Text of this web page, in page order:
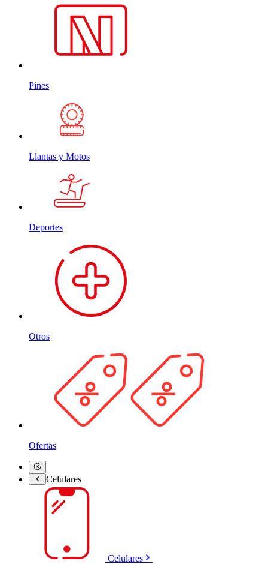
Pines
Llantas y Motos
Deportes
Otros
Ofertas
Celulares
Celulares